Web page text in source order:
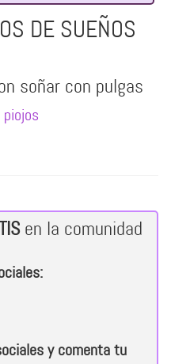
DE SUEÑOS
soñar con pulgas
en la comunidad
y comenta tu